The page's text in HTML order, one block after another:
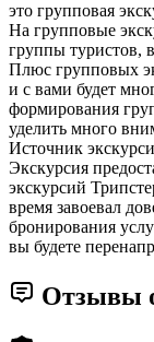
это групповая
На групповые
группы туристов,
Плюс групповых
и с вами будет
формирования
уделить много
Источник
Экскурсия
экскурсий
время завоевал
бронирования
вы будете
Отзывы